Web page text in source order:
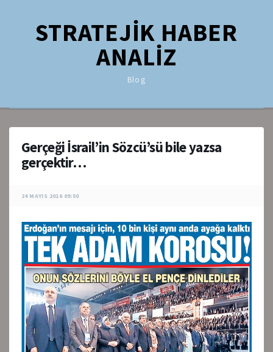
STRATEJİK HABER
ANALİZ
Blog
Gerçeği İsrail’in Sözcü’sü bile yazsa
gerçektir…
24 MAYIS 2016 09:50